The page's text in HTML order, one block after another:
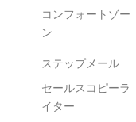
コンフォートゾー
ン
ステップメール
セールスコピーラ
イター